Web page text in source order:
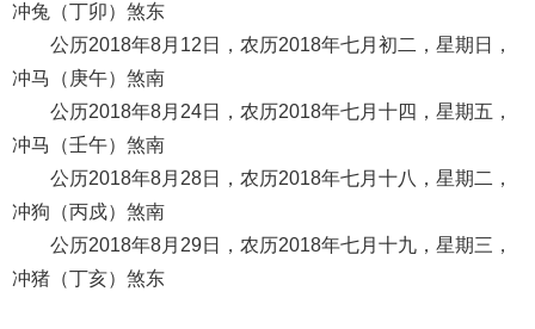
冲兔（丁卯）煞东
公历2018年8月12日，农历2018年七月初二，星期日，
冲马（庚午）煞南
公历2018年8月24日，农历2018年七月十四，星期五，
冲马（壬午）煞南
公历2018年8月28日，农历2018年七月十八，星期二，
冲狗（丙戍）煞南
公历2018年8月29日，农历2018年七月十九，星期三，
冲猪（丁亥）煞东